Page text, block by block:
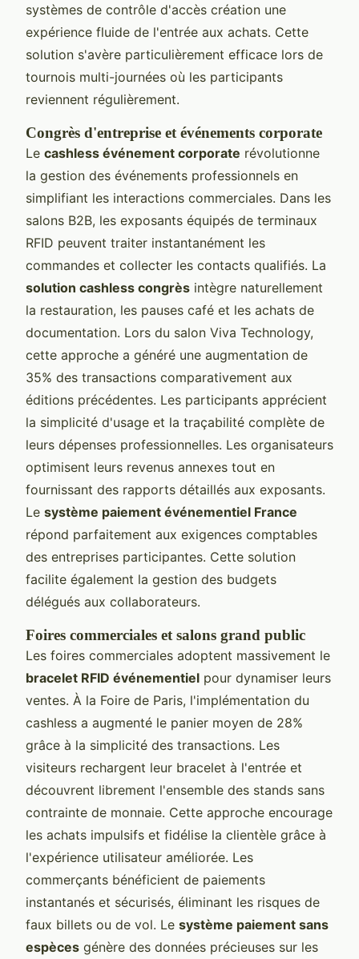
systèmes de contrôle d'accès création une
expérience fluide de l'entrée aux achats. Cette
solution s'avère particulièrement efficace lors de
tournois multi-journées où les participants
reviennent régulièrement.
Congrès d'entreprise et événements corporate
Le cashless événement corporate révolutionne
la gestion des événements professionnels en
simplifiant les interactions commerciales. Dans les
salons B2B, les exposants équipés de terminaux
RFID peuvent traiter instantanément les
commandes et collecter les contacts qualifiés. La
solution cashless congrès intègre naturellement
la restauration, les pauses café et les achats de
documentation. Lors du salon Viva Technology,
cette approche a généré une augmentation de
35% des transactions comparativement aux
éditions précédentes. Les participants apprécient
la simplicité d'usage et la traçabilité complète de
leurs dépenses professionnelles. Les organisateurs
optimisent leurs revenus annexes tout en
fournissant des rapports détaillés aux exposants.
Le système paiement événementiel France
répond parfaitement aux exigences comptables
des entreprises participantes. Cette solution
facilite également la gestion des budgets
délégués aux collaborateurs.
Foires commerciales et salons grand public
Les foires commerciales adoptent massivement le
bracelet RFID événementiel pour dynamiser leurs
ventes. À la Foire de Paris, l'implémentation du
cashless a augmenté le panier moyen de 28%
grâce à la simplicité des transactions. Les
visiteurs rechargent leur bracelet à l'entrée et
découvrent librement l'ensemble des stands sans
contrainte de monnaie. Cette approche encourage
les achats impulsifs et fidélise la clientèle grâce à
l'expérience utilisateur améliorée. Les
commerçants bénéficient de paiements
instantanés et sécurisés, éliminant les risques de
faux billets ou de vol. Le système paiement sans
espèces génère des données précieuses sur les